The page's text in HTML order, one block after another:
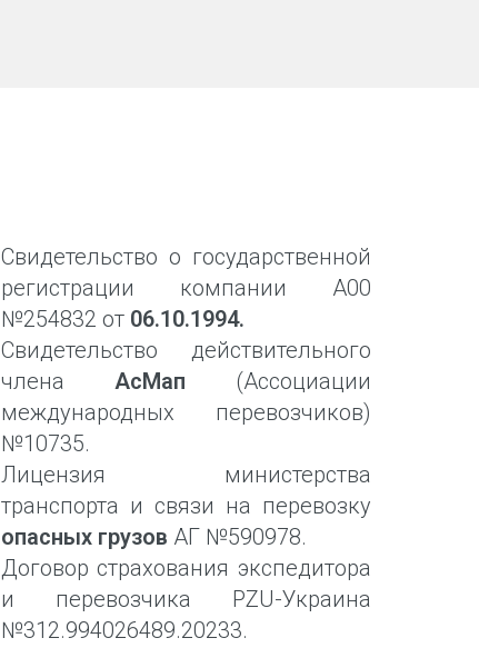
Свидетельство о государственной
регистрации компании А00
№254832 от 06.10.1994.
Свидетельство действительного
члена АсМап (Ассоциации
международных перевозчиков)
№10735.
Лицензия министерства
транспорта и связи на перевозку
опасных грузов АГ №590978.
Договор страхования экспедитора
и перевозчика PZU-Украина
№312.994026489.20233.